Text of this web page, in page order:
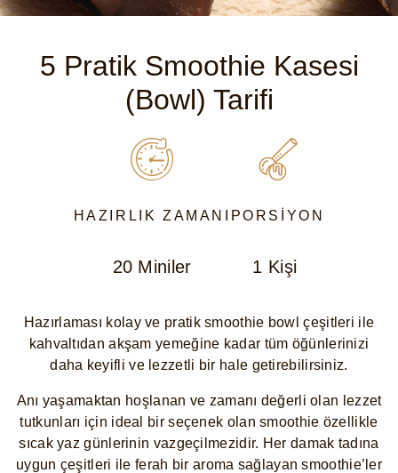
5 Pratik Smoothie Kasesi
(Bowl) Tarifi
HAZIRLIK ZAMANI
20 Miniler
PORSIYON
1 Kişi
Hazırlaması kolay ve pratik smoothie bowl çeşitleri ile
kahvaltıdan akşam yemeğine kadar tüm öğünlerinizi
daha keyifli ve lezzetli bir hale getirebilirsiniz.
Anı yaşamaktan hoşlanan ve zamanı değerli olan lezzet
tutkunları için ideal bir seçenek olan smoothie özellikle
sıcak yaz günlerinin vazgeçilmezidir. Her damak tadına
uygun çeşitleri ile ferah bir aroma sağlayan smoothie’ler